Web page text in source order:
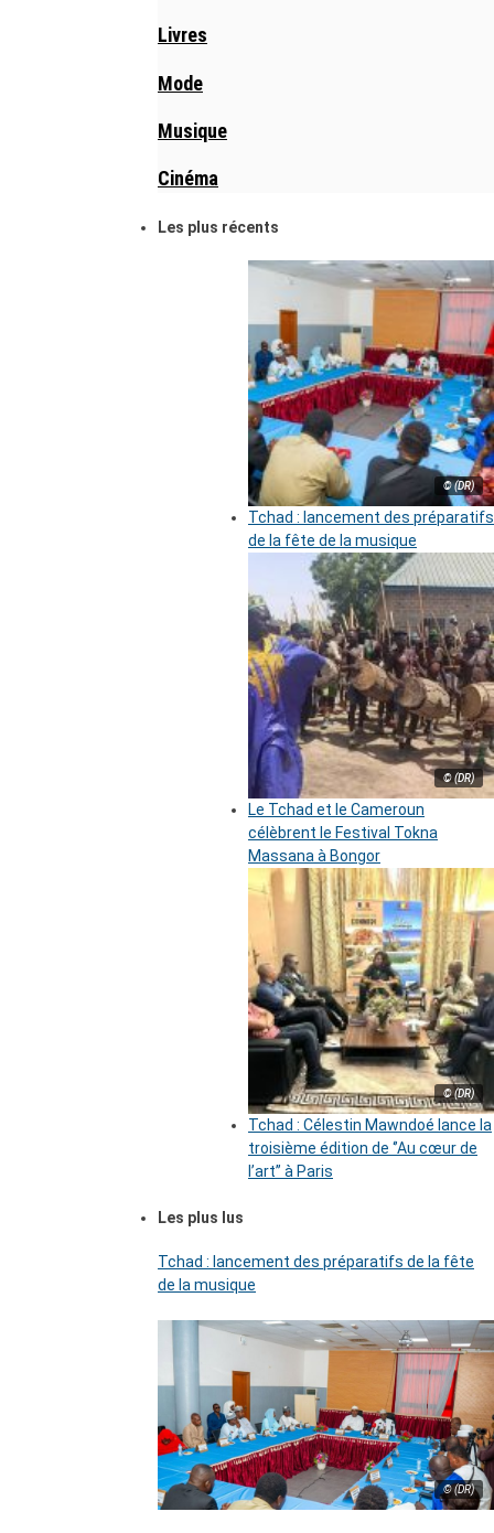
Livres
Mode
Musique
Cinéma
Les plus récents
© (DR)
Tchad : lancement des préparatifs
de la fête de la musique
© (DR)
Le Tchad et le Cameroun
célèbrent le Festival Tokna
Massana à Bongor
© (DR)
Tchad : Célestin Mawndoé lance la
troisième édition de ‘’Au cœur de
l’art’’ à Paris
Les plus lus
Tchad : lancement des préparatifs de la fête
de la musique
© (DR)